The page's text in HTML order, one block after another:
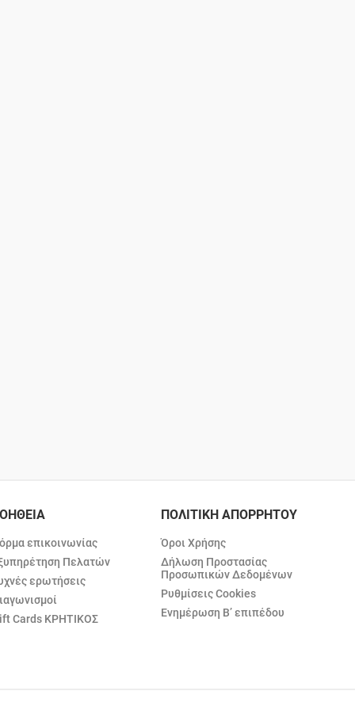
επικοινωνίας
Πελατών
ερωτήσεις
Cards ΚΡΗΤΙΚΟΣ
ΠΟΛΙΤΙΚΗ ΑΠΟΡΡΗΤΟΥ
Όροι Χρήσης
Δήλωση Προστασίας
Προσωπικών Δεδομένων
Ρυθμίσεις Cookies
Ενημέρωση Β’ επιπέδου